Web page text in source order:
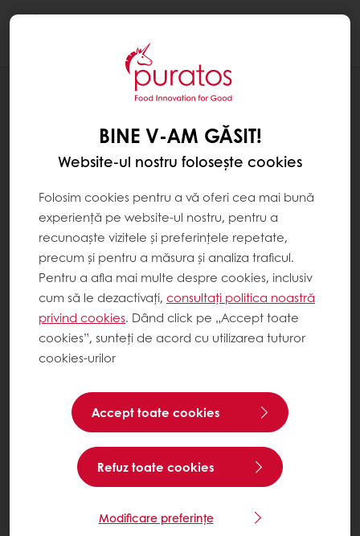
INTRĂ ÎN LUMEA EXCEPȚIONALĂ A UNEI
CIOCOLATE EXCEPȚIONALE
BINE V-AM GĂSIT!
Website-ul nostru folosește cookies
Folosim cookies pentru a vă oferi cea mai bună
experiență pe website-ul nostru, pentru a
recunoaște vizitele și preferințele repetate,
precum și pentru a măsura și analiza traficul.
Pentru a afla mai multe despre cookies, inclusiv
cum să le dezactivați, consultați politica noastră
privind cookies. Dând click pe „Accept toate
cookies”, sunteți de acord cu utilizarea tuturor
cookies-urilor
Accept toate cookies
Refuz toate cookies
Modificare preferințe